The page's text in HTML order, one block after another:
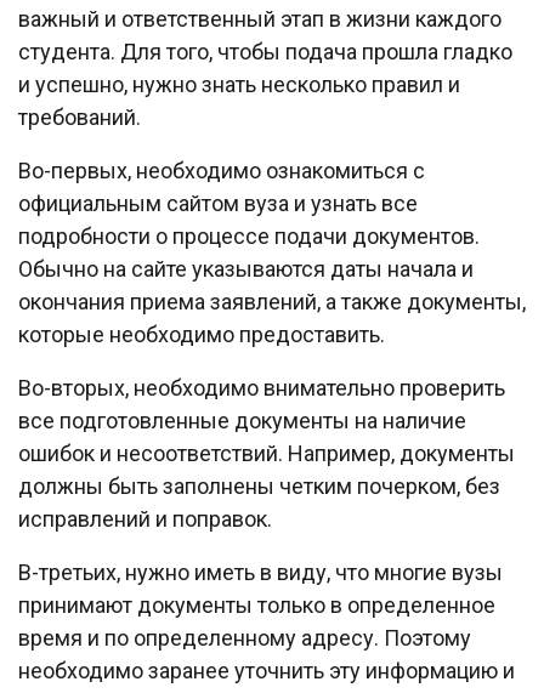
важный и ответственный этап в жизни каждого
студента. Для того, чтобы подача прошла гладко
и успешно, нужно знать несколько правил и
требований.
Во-первых, необходимо ознакомиться с
официальным сайтом вуза и узнать все
подробности о процессе подачи документов.
Обычно на сайте указываются даты начала и
окончания приема заявлений, а также документы,
которые необходимо предоставить.
Во-вторых, необходимо внимательно проверить
все подготовленные документы на наличие
ошибок и несоответствий. Например, документы
должны быть заполнены четким почерком, без
исправлений и поправок.
В-третьих, нужно иметь в виду, что многие вузы
принимают документы только в определенное
время и по определенному адресу. Поэтому
необходимо заранее уточнить эту информацию и